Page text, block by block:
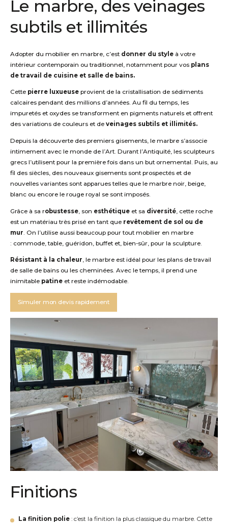
Le marbre, des veinages
subtils et illimités
Adopter du mobilier en marbre, c’est donner du style à votre
intérieur contemporain ou traditionnel, notamment pour vos plans
de travail de cuisine et salle de bains.
Cette pierre luxueuse provient de la cristallisation de sédiments
calcaires pendant des millions d’années. Au fil du temps, les
impuretés et oxydes se transforment en pigments naturels et offrent
des variations de couleurs et de veinages subtils et illimités.
Depuis la découverte des premiers gisements, le marbre s’associe
intimement avec le monde de l’Art. Durant l’Antiquité, les sculpteurs
grecs l’utilisent pour la première fois dans un but ornemental. Puis, au
fil des siècles, des nouveaux gisements sont prospectés et de
nouvelles variantes sont apparues telles que le marbre noir, beige,
blanc ou encore le rouge royal se sont imposés.
Grâce à sa robustesse , son esthétique et sa diversité , cette roche
est un matériau très prisé en tant que revêtement de sol ou de
mur . On l’utilise aussi beaucoup pour tout mobilier en marbre
: commode, table, guéridon, buffet et, bien-sûr, pour la sculpture.
Résistant à la chaleur, le marbre est idéal pour les plans de travail
de salle de bains ou les cheminées. Avec le temps, il prend une
inimitable patine et reste indémodable.
Simuler mon devis rapidement
Finitions
La finition polie: c’est la finition la plus classique du marbre. Cette